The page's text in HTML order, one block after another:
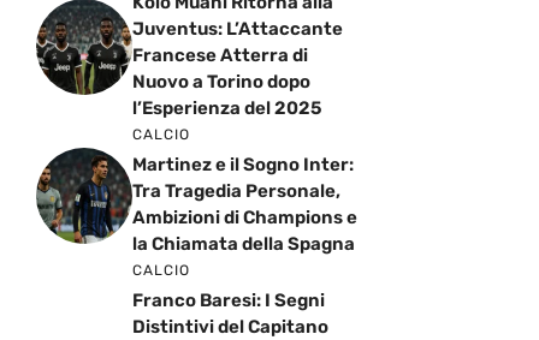
Juventus: L’Attaccante
Francese Atterra di
Nuovo a Torino dopo
l’Esperienza del 2025
CALCIO
Martinez e il Sogno Inter:
Tra Tragedia Personale,
Ambizioni di Champions e
la Chiamata della Spagna
CALCIO
Franco Baresi: I Segni
Distintivi del Capitano